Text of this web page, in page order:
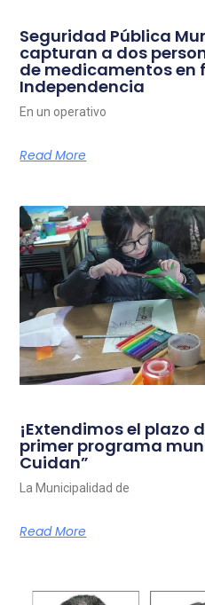
Seguridad Pública
capturan a dos
de medicamentos en
Independencia
En un operativo
Read More
¡Extendimos el plazo
primer programa
Cuidan”
La Municipalidad de
Read More